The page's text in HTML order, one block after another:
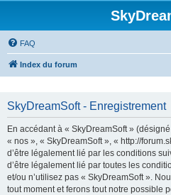
FAQ
Index du forum
SkyDreamSoft - Enregistrement
En accédant à « SkyDreamSoft »
« nos », « SkyDreamSoft », « http://
d’être légalement lié par les conditions
d’être légalement lié par toutes les
et/ou n’utilisez pas « SkyDreamSoft ».
tout moment et ferons tout notre possible